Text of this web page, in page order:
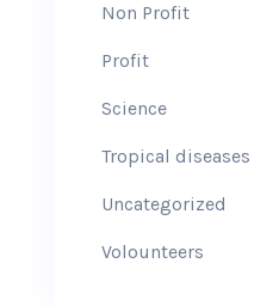
Non Profit
Profit
Science
Tropical diseases
Uncategorized
Volounteers